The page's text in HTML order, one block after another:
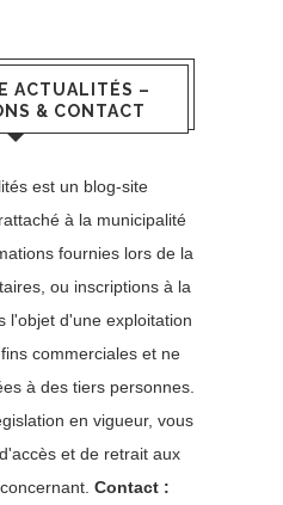
ACTUALITÉS –
& CONTACT
est un blog-site
à la municipalité
fournies lors de la
ou inscriptions à la
l'objet d'une exploitation
commerciales et ne
à des tiers personnes.
en vigueur, vous
et de retrait aux
Contact :